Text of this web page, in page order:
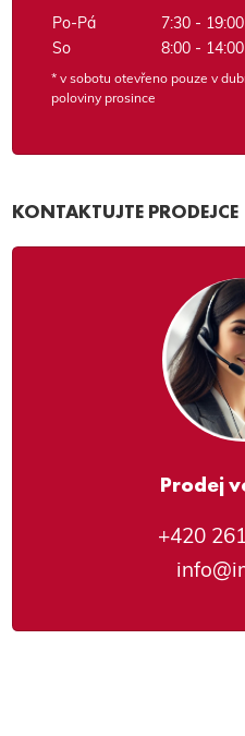
Po-Pá
7:30 - 19:00
So
8:00 -
* v sobotu otevřeno pouze v
poloviny prosince
KONTAKTUJTE PRODEJCE
Prodej
+420